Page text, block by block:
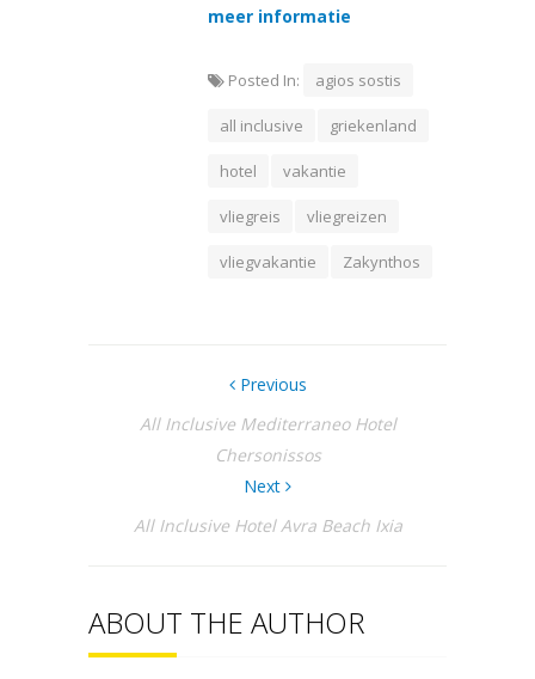
meer informatie
Posted In: agios sostis
all inclusive griekenland
hotel vakantie
vliegreis vliegreizen
vliegvakantie Zakynthos
Previous
All Inclusive Mediterraneo Hotel
Chersonissos
Next
All Inclusive Hotel Avra Beach Ixia
ABOUT THE AUTHOR